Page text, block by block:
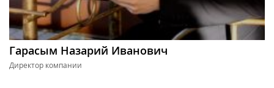
Гарасым Назарий Иванович
Директор компании